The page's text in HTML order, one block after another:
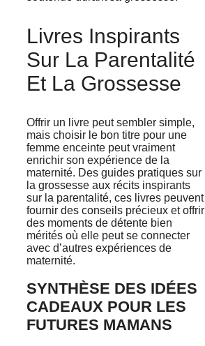
Livres Inspirants
Sur La Parentalité
Et La Grossesse
Offrir un livre peut sembler simple,
mais choisir le bon titre pour une
femme enceinte peut vraiment
enrichir son expérience de la
maternité. Des guides pratiques sur
la grossesse aux récits inspirants
sur la parentalité, ces livres peuvent
fournir des conseils précieux et offrir
des moments de détente bien
mérités où elle peut se connecter
avec d’autres expériences de
maternité.
SYNTHÈSE DES IDÉES
CADEAUX POUR LES
FUTURES MAMANS